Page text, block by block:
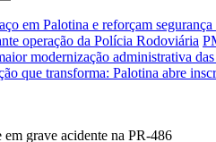
em Palotina e reforçam
operação da Polícia Rodoviária
modernização administrativa
que transforma: Palotina abre